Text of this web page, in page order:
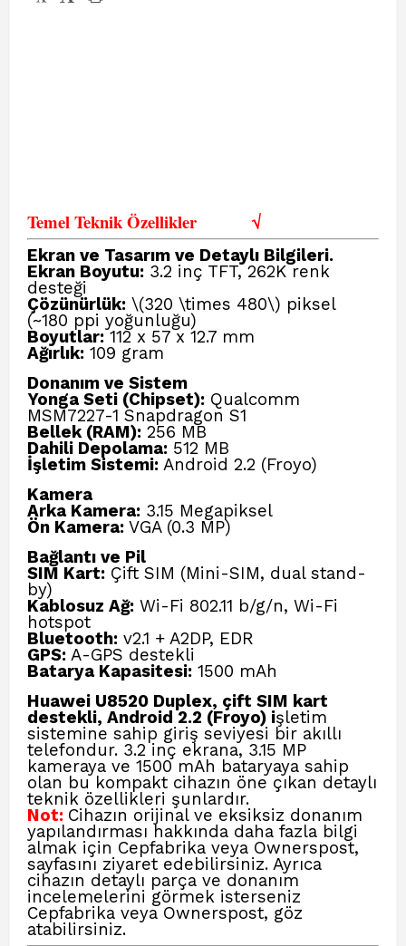
Temel Teknik Özellikler√
Ekran ve Tasarım ve Detaylı Bilgileri.
Ekran Boyutu: 3.2 inç TFT, 262K renk
desteği
Çözünürlük: \(320 \times 480\) piksel
(~180 ppi yoğunluğu)
Boyutlar: 112 x 57 x 12.7 mm
Ağırlık: 109 gram
Donanım ve Sistem
Yonga Seti (Chipset): Qualcomm
MSM7227-1 Snapdragon S1
Bellek (RAM): 256 MB
Dahili Depolama: 512 MB
İşletim Sistemi: Android 2.2 (Froyo)
Kamera
Arka Kamera: 3.15 Megapiksel
Ön Kamera: VGA (0.3 MP)
Bağlantı ve Pil
SIM Kart: Çift SIM (Mini-SIM, dual stand-
by)
Kablosuz Ağ: Wi-Fi 802.11 b/g/n, Wi-Fi
hotspot
Bluetooth: v2.1 + A2DP, EDR
GPS: A-GPS destekli
Batarya Kapasitesi: 1500 mAh
Huawei U8520 Duplex, çift SIM kart
destekli, Android 2.2 (Froyo) işletim
sistemine sahip giriş seviyesi bir akıllı
telefondur. 3.2 inç ekrana, 3.15 MP
kameraya ve 1500 mAh bataryaya sahip
olan bu kompakt cihazın öne çıkan detaylı
teknik özellikleri şunlardır.
Not: Cihazın orijinal ve eksiksiz donanım
yapılandırması hakkında daha fazla bilgi
almak için Cepfabrika veya Ownerspost,
sayfasını ziyaret edebilirsiniz. Ayrıca
cihazın detaylı parça ve donanım
incelemelerini görmek isterseniz
Cepfabrika veya Ownerspost, göz
atabilirsiniz.